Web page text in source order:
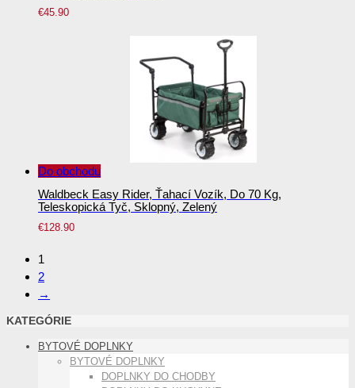
€45.90
Do obchodu
Waldbeck Easy Rider, Ťahací Vozík, Do 70 Kg,
Teleskopická Tyč, Sklopný, Zelený
€128.90
1
2
→
KATEGÓRIE
BYTOVÉ DOPLNKY
BYTOVÉ DOPLNKY
DOPLNKY DO CHODBY